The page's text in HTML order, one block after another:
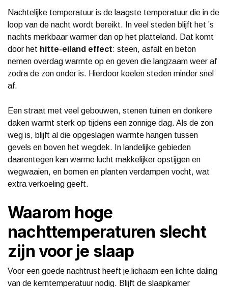
Nachtelijke temperatuur is de laagste temperatuur die in de
loop van de nacht wordt bereikt. In veel steden blijft het ’s
nachts merkbaar warmer dan op het platteland. Dat komt
door het hitte-eiland effect: steen, asfalt en beton
nemen overdag warmte op en geven die langzaam weer af
zodra de zon onder is. Hierdoor koelen steden minder snel
af.
Een straat met veel gebouwen, stenen tuinen en donkere
daken warmt sterk op tijdens een zonnige dag. Als de zon
weg is, blijft al die opgeslagen warmte hangen tussen
gevels en boven het wegdek. In landelijke gebieden
daarentegen kan warme lucht makkelijker opstijgen en
wegwaaien, en bomen en planten verdampen vocht, wat
extra verkoeling geeft.
Waarom hoge
nachttemperaturen slecht
zijn voor je slaap
Voor een goede nachtrust heeft je lichaam een lichte daling
van de kerntemperatuur nodig. Blijft de slaapkamer